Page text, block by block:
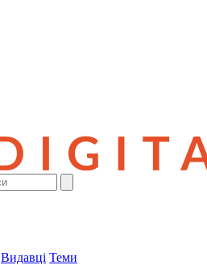
Видавці Теми